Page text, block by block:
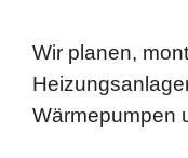
Wir planen,
Wärmepumpen